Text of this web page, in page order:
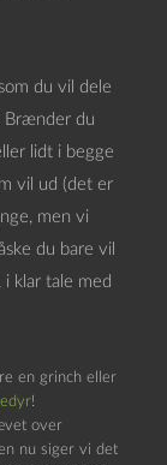
du vil dele
Brænder du
lidt i begge
vil ud (det er
men vi
du bare vil
klar tale med
en grinch eller
!
over
nu siger vi det